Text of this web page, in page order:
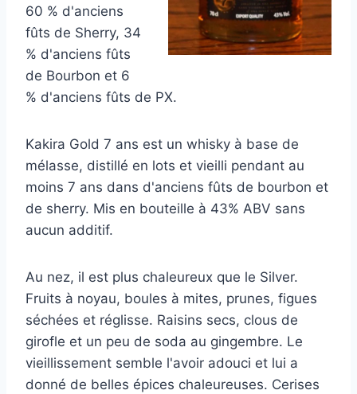
60 % d'anciens
fûts de Sherry, 34
% d'anciens fûts
de Bourbon et 6
% d'anciens fûts de PX.
Kakira Gold 7 ans est un whisky à base de
mélasse, distillé en lots et vieilli pendant au
moins 7 ans dans d'anciens fûts de bourbon et
de sherry. Mis en bouteille à 43% ABV sans
aucun additif.
Au nez, il est plus chaleureux que le Silver.
Fruits à noyau, boules à mites, prunes, figues
séchées et réglisse. Raisins secs, clous de
girofle et un peu de soda au gingembre. Le
vieillissement semble l'avoir adouci et lui a
donné de belles épices chaleureuses. Cerises